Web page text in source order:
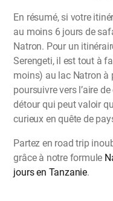
En résumé, si votre
au moins 6 jours de
Natron. Pour un
Serengeti, il est tout à
moins) au lac Natron à
poursuivre vers l’aire
détour qui peut valoir
curieux en quête de
Partez en road trip
grâce à notre formule
jours en Tanzanie.